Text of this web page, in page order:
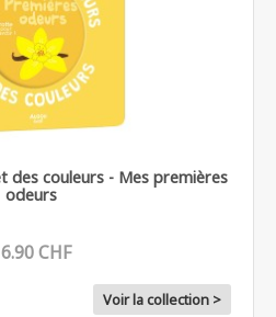
des couleurs - Mes premières
odeurs
CHF
Voir la collection >